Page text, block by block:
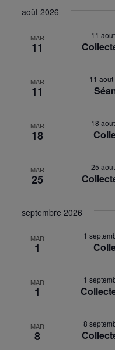
août 2026
MAR
11
11
MAR
11
11
MAR
18
18
MAR
25
25
septembre 2026
MAR
1
1
MAR
1
1
MAR
8
8